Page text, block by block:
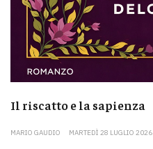
Il riscatto e la sapienza
MARIO GAUDIO MARTEDÌ 28 LUGLIO 2026